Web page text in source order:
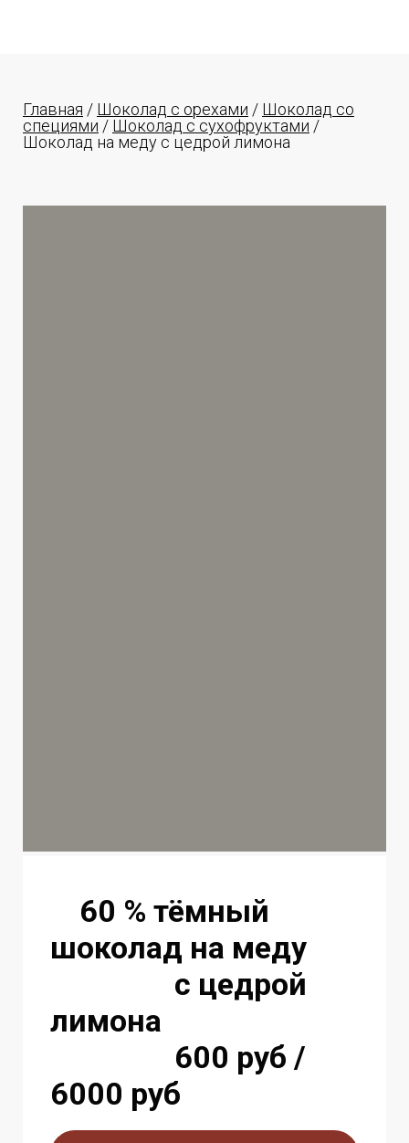
Главная / Шоколад с орехами / Шоколад со
специями / Шоколад с сухофруктами /
Шоколад на меду с цедрой лимона
60 % тёмный
шоколад на меду
с цедрой
лимона
600 руб /
6000 руб